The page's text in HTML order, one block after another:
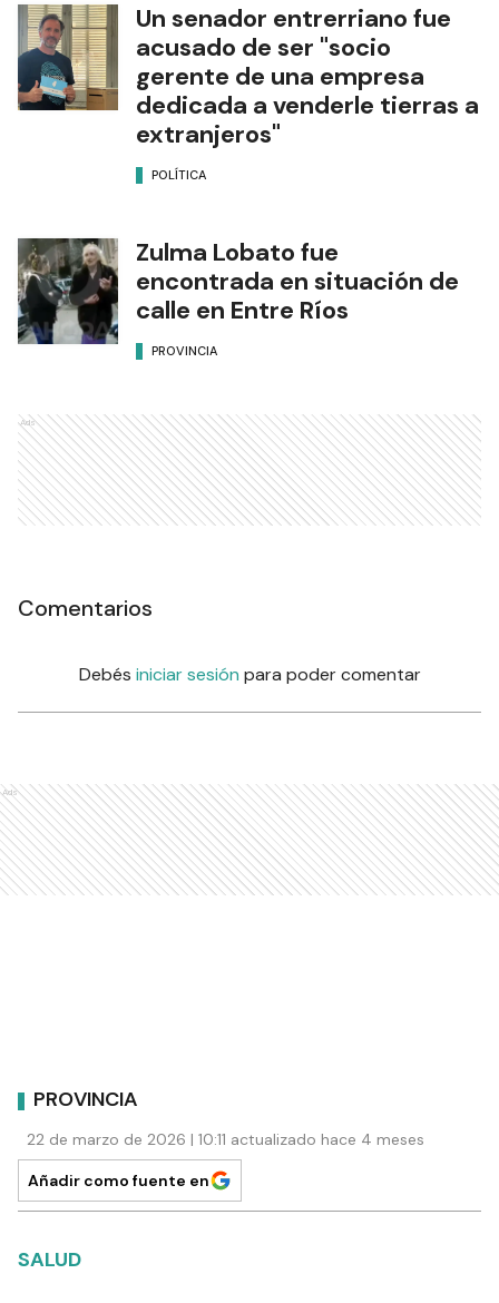
Un senador entrerriano fue
acusado de ser "socio
gerente de una empresa
dedicada a venderle tierras a
extranjeros"
POLÍTICA
Zulma Lobato fue
encontrada en situación de
calle en Entre Ríos
PROVINCIA
Ads
Comentarios
Debés iniciar sesión para poder comentar
Ads
PROVINCIA
22 de marzo de 2026 | 10:11 actualizado hace 4 meses
Añadir como fuente en
SALUD